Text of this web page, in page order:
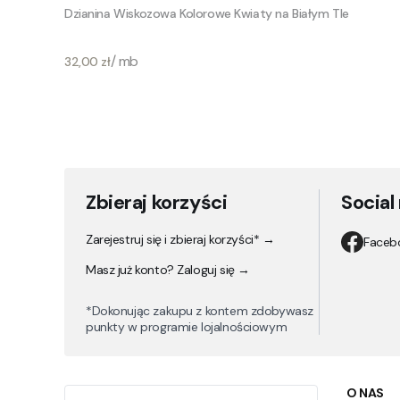
Dzianina Wiskozowa Kolorowe Kwiaty na Białym Tle
Cena
32,00 zł/ mb
Zbieraj korzyści
Zarejestruj się i zbieraj korzyści* →
Masz już konto? Zaloguj się →
*Dokonując zakupu z kontem zdobywasz
punkty w programie lojalnościowym
O NAS